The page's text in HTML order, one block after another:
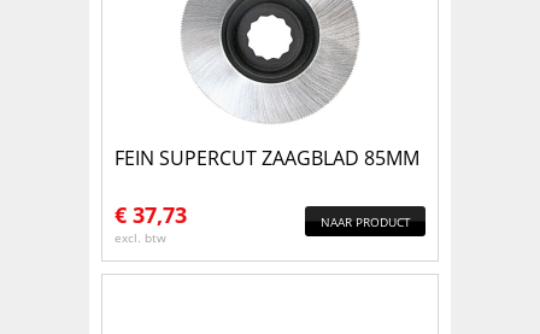
FEIN SUPERCUT ZAAGBLAD 85MM
€ 37,73
excl. btw
NAAR PRODUCT